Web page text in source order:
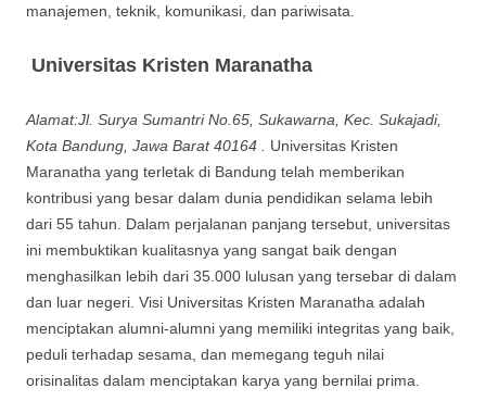
manajemen, teknik, komunikasi, dan pariwisata.
Universitas Kristen Maranatha
Alamat:Jl. Surya Sumantri No.65, Sukawarna, Kec. Sukajadi,
Kota Bandung, Jawa Barat 40164 . Universitas Kristen
Maranatha yang terletak di Bandung telah memberikan
kontribusi yang besar dalam dunia pendidikan selama lebih
dari 55 tahun. Dalam perjalanan panjang tersebut, universitas
ini membuktikan kualitasnya yang sangat baik dengan
menghasilkan lebih dari 35.000 lulusan yang tersebar di dalam
dan luar negeri. Visi Universitas Kristen Maranatha adalah
menciptakan alumni-alumni yang memiliki integritas yang baik,
peduli terhadap sesama, dan memegang teguh nilai
orisinalitas dalam menciptakan karya yang bernilai prima.